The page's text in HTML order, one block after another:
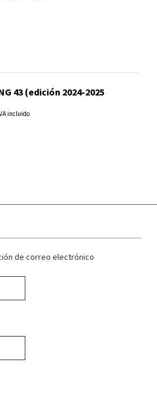
43 (edición 2024-2025
incluido
de correo electrónico